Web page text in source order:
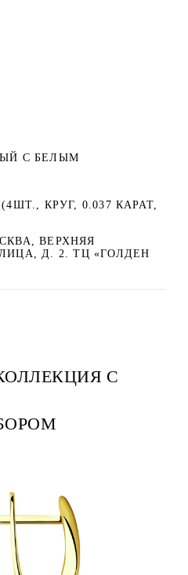
С БЕЛЫМ
КРУГ, 0.037 КАРАТ,
ВЕРХНЯЯ
Д. 2. ТЦ «ГОЛДЕН
С